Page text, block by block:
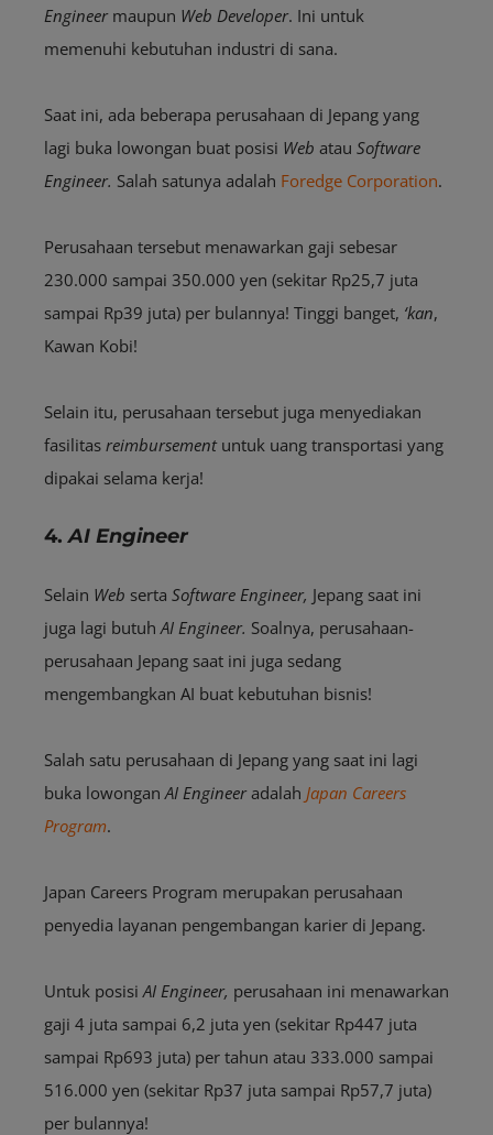
Engineer maupun Web Developer. Ini untuk
memenuhi kebutuhan industri di sana.
Saat ini, ada beberapa perusahaan di Jepang yang
lagi buka lowongan buat posisi Web atau Software
Engineer. Salah satunya adalah Foredge Corporation.
Perusahaan tersebut menawarkan gaji sebesar
230.000 sampai 350.000 yen (sekitar Rp25,7 juta
sampai Rp39 juta) per bulannya! Tinggi banget, ‘kan,
Kawan Kobi!
Selain itu, perusahaan tersebut juga menyediakan
fasilitas reimbursementuntuk uang transportasi yang
dipakai selama kerja!
4.AI Engineer
Selain Web serta Software Engineer, Jepang saat ini
juga lagi butuhAI Engineer. Soalnya, perusahaan-
perusahaan Jepang saat ini juga sedang
mengembangkan AI buat kebutuhan bisnis!
Salah satu perusahaan di Jepang yang saat ini lagi
buka lowonganAI Engineeradalah Japan Careers
Program.
Japan Careers Program merupakan perusahaan
penyedia layanan pengembangan karier di Jepang.
Untuk posisiAI Engineer, perusahaan ini menawarkan
gaji 4 juta sampai 6,2 juta yen (sekitar Rp447 juta
sampai Rp693 juta) per tahun atau 333.000 sampai
516.000 yen (sekitar Rp37 juta sampai Rp57,7 juta)
per bulannya!